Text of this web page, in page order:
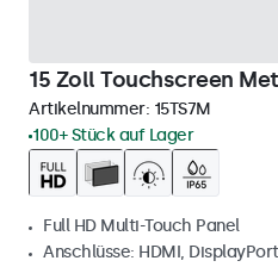
15 Zoll Touchscreen
Artikelnummer: 15TS7M
100+ Stück auf Lager
Full HD Multi-Touch Panel
Anschlüsse: HDMI,